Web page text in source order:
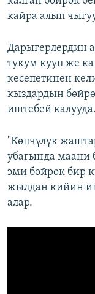
кайра алып
Дарыгерлердин
тукум кууп же
кесепетинен
кыздардын
иштебей калууда.
"Көпчүлүк
убагында маани
эми бөйрөк бир
жылдан кийин
алар.